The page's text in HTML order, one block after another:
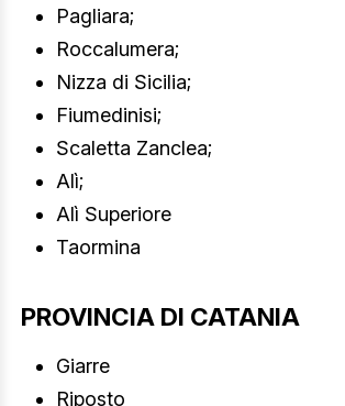
Pagliara;
Roccalumera;
Nizza di Sicilia;
Fiumedinisi;
Scaletta Zanclea;
Alì;
Alì Superiore
Taormina
PROVINCIA DI CATANIA
Giarre
Riposto